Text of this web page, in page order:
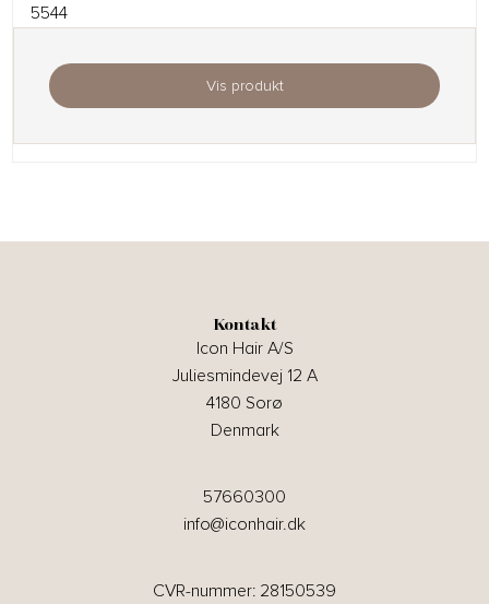
5544
Vis produkt
Kontakt
Icon Hair A/S
Juliesmindevej 12 A
4180 Sorø
Denmark
57660300
info@iconhair.dk
CVR-nummer: 28150539